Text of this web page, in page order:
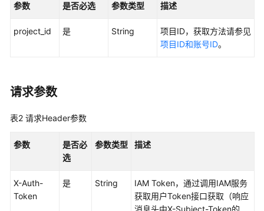
门
用
佳
践
参
考
参数 是否必选 参数类型 描述
project_id 是 String
项目ID，获取方法请参见
项目ID和账号ID。
请求参数
表2 请求Header参数
参数
是否必
选
参数类型 描述
X-Auth-
Token
是 String
IAM Token，通过调用IAM服务
获取用户Token接口获取（响应
消息头中X-Subject-Token的